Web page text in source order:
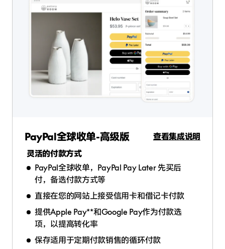
PayPal全球收单-高级版
查看集成说明
灵活的付款方式
PayPal全球收单，PayPal Pay Later 先买后
付，备选付款方式等
直接在您的网站上接受信用卡和借记卡付款
提供Apple Pay**和Google Pay作为付款选
项，以提高转化率
保存适用于定期付款销售的循环付款